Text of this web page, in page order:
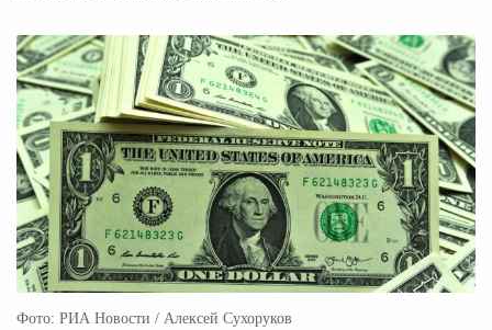
Фото: РИА Новости / Алексей Сухоруков